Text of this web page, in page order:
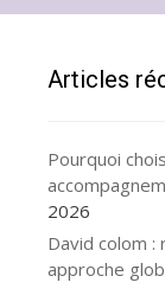
Articles
Pourquoi
2026
David colom
approche